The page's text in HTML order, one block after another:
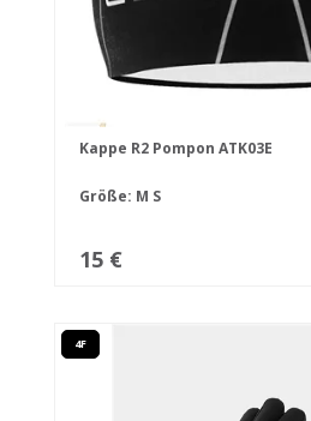
Kappe R2 Pompon ATK03E
Größe: M S
15 €
4F